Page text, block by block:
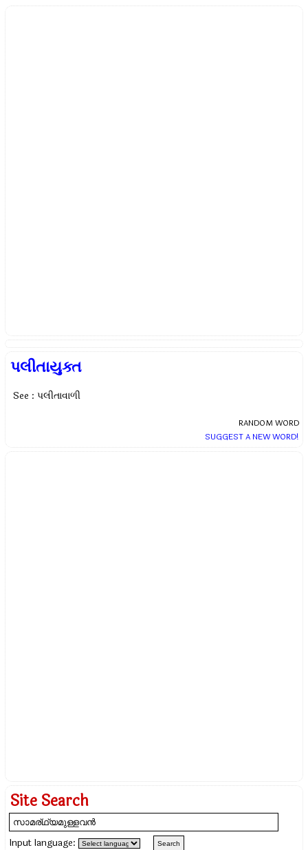
પલીતાયુક્ત
See : પલીતાવાળી
RANDOM WORD
SUGGEST A NEW WORD!
Site Search
Input language: